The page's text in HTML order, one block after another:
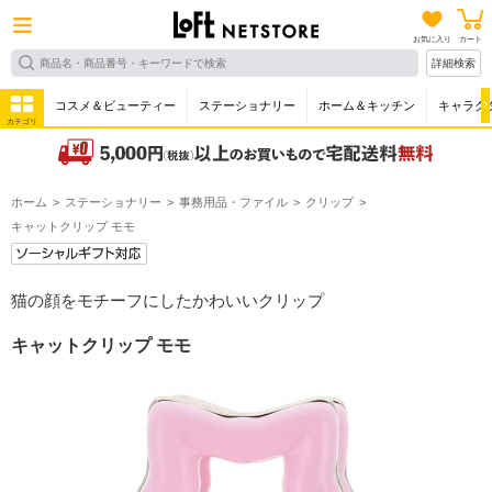
お気に入り カート
詳細検索
カテゴリ
コスメ＆ビューティー ステーショナリー ホーム＆キッチン キャラク
ホーム ステーショナリー 事務用品・ファイル
クリップ
キャットクリップ モモ
猫の顔をモチーフにしたかわいいクリップ
キャットクリップ モモ